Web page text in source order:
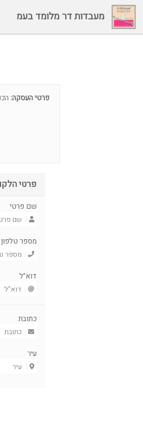
מעבדות דר מלומד בעמ
פרטי העסקה: הכנס
פרטי
שם פרטי
מספר טלפון
דוא"ל
כתובת
עיר